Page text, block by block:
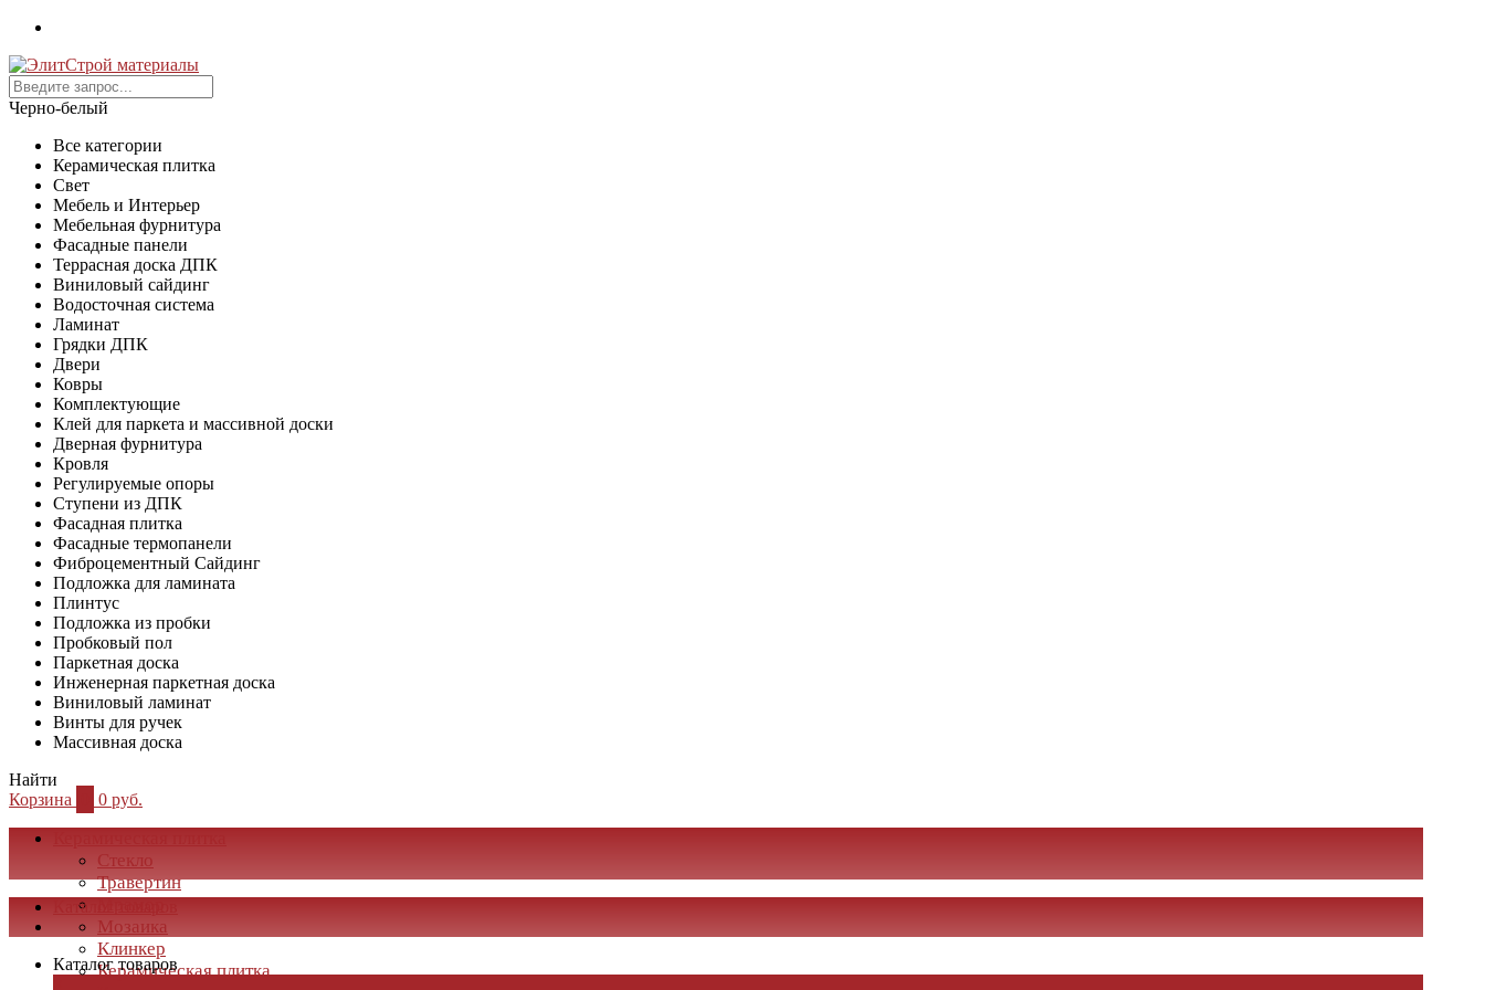
Черно-белый
Все категории
Керамическая плитка
Свет
Мебель и Интерьер
Мебельная фурнитура
Фасадные панели
Террасная доска ДПК
Виниловый сайдинг
Водосточная система
Ламинат
Грядки ДПК
Двери
Ковры
Комплектующие
Клей для паркета и массивной доски
Дверная фурнитура
Кровля
Регулируемые опоры
Ступени из ДПК
Фасадная плитка
Фасадные термопанели
Фиброцементный Сайдинг
Подложка для ламината
Плинтус
Подложка из пробки
Пробковый пол
Паркетная доска
Инженерная паркетная доска
Виниловый ламинат
Винты для ручек
Массивная доска
Найти
Корзина
0 руб.
Стекло
Травертин
Мрамор
Мозаика
Клинкер
Керамическая плитка
Каталог товаров
Каталог товаров